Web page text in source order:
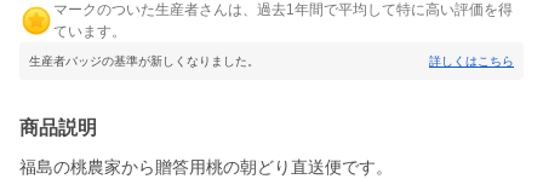
マークのついた生産者さんは、過去1年間で平均して特に高い評価を得
ています。
生産者バッジの基準が新しくなりました。 詳しくはこちら
商品説明
福島の桃農家から贈答用桃の朝どり直送便です。